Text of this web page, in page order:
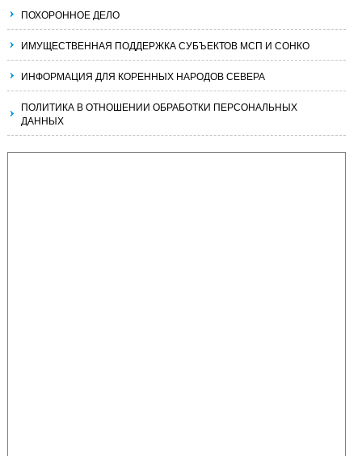
ПОХОРОННОЕ ДЕЛО
ИМУЩЕСТВЕННАЯ ПОДДЕРЖКА СУБЪЕКТОВ МСП И СОНКО
ИНФОРМАЦИЯ ДЛЯ КОРЕННЫХ НАРОДОВ СЕВЕРА
ПОЛИТИКА В ОТНОШЕНИИ ОБРАБОТКИ ПЕРСОНАЛЬНЫХ
ДАННЫХ